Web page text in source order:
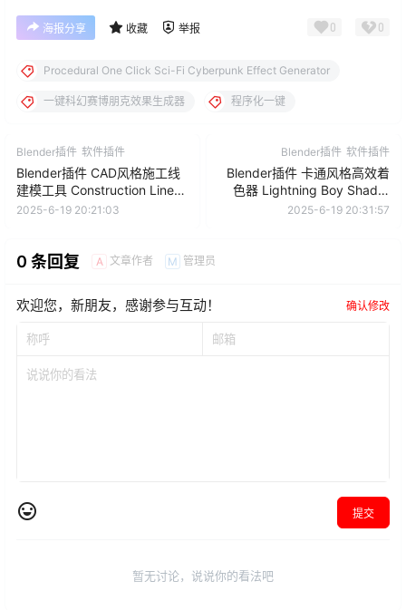
海报分享 收藏 举报 0 0
Procedural One Click Sci-Fi Cyberpunk Effect Generator
一键科幻赛博朋克效果生成器 程序化一键
Blender插件 软件插件
Blender插件 CAD风格施工线
建模工具 Construction Lines
0.9.6.6+使用教程
2025-6-19 20:21:03
Blender插件 软件插件
Blender插件 卡通风格高效着
色器 Lightning Boy Shader
V2.1.4
2025-6-19 20:31:57
0 条回复 A 文章作者 M 管理员
欢迎您，新朋友，感谢参与互动！ 确认修改
提交
暂无讨论，说说你的看法吧